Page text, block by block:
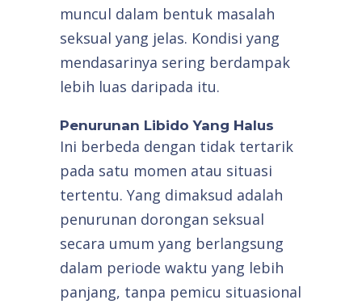
muncul dalam bentuk masalah
seksual yang jelas. Kondisi yang
mendasarinya sering berdampak
lebih luas daripada itu.
Penurunan Libido Yang Halus
Ini berbeda dengan tidak tertarik
pada satu momen atau situasi
tertentu. Yang dimaksud adalah
penurunan dorongan seksual
secara umum yang berlangsung
dalam periode waktu yang lebih
panjang, tanpa pemicu situasional